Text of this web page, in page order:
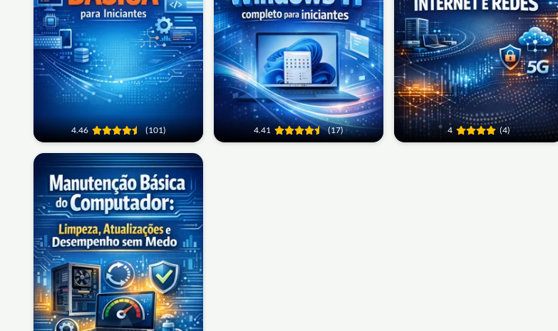
4.46 (101) 4.41 (17) 4 (4)